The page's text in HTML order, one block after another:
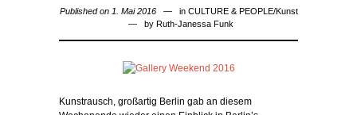
Published on 1. Mai 2016 in CULTURE & PEOPLE/Kunst
by Ruth-Janessa Funk
Kunstrausch, großartig Berlin gab an diesem